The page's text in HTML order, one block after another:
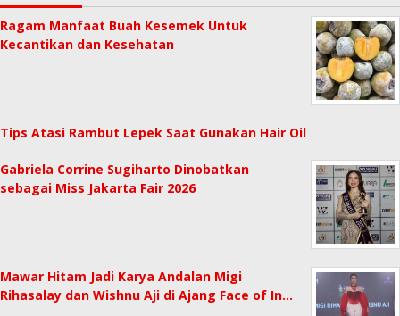
Ragam Manfaat Buah Kesemek Untuk
Kecantikan dan Kesehatan
Tips Atasi Rambut Lepek Saat Gunakan Hair Oil
Gabriela Corrine Sugiharto Dinobatkan
sebagai Miss Jakarta Fair 2026
Mawar Hitam Jadi Karya Andalan Migi
Rihasalay dan Wishnu Aji di Ajang Face of In…